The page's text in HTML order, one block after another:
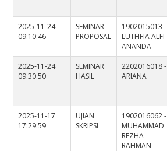
2025-11-24
09:10:46
SEMINAR
PROPOSAL
1902015013 -
LUTHFIA ALFI
ANANDA
2025-11-24
09:30:50
SEMINAR
HASIL
2202016018 -
ARIANA
2025-11-17
17:29:59
UJIAN
SKRIPSI
1902016062 -
MUHAMMAD
REZHA
RAHMAN